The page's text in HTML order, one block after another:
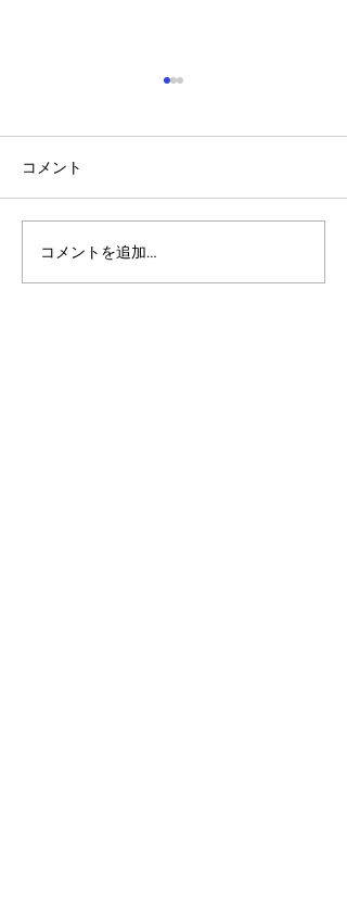
アルゴランドのポスト量
子暗号（PQC）ロードマ
コメント
コメントを追加…